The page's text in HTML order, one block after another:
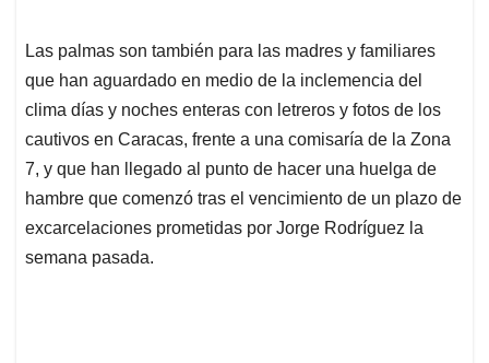
Las palmas son también para las madres y familiares
que han aguardado en medio de la inclemencia del
clima días y noches enteras con letreros y fotos de los
cautivos en Caracas, frente a una comisaría de la Zona
7, y que han llegado al punto de hacer una huelga de
hambre que comenzó tras el vencimiento de un plazo de
excarcelaciones prometidas por Jorge Rodríguez la
semana pasada.